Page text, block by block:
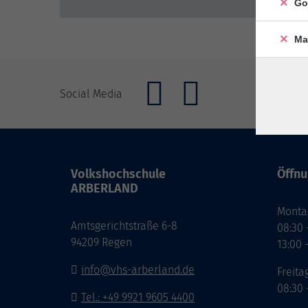
Social Media
Volkshochschule
ARBERLAND
Amtsgerichtstraße 6-8
94209 Regen
info@vhs-arberland.de
Tel.: +49 9921 9605 4400
08:30
13:00
08:30